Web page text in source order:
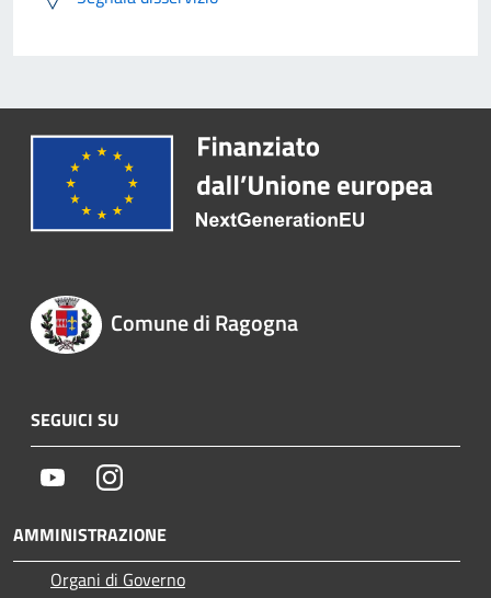
Comune di Ragogna
SEGUICI SU
YoutubeInstagram
AMMINISTRAZIONE
Organi di Governo